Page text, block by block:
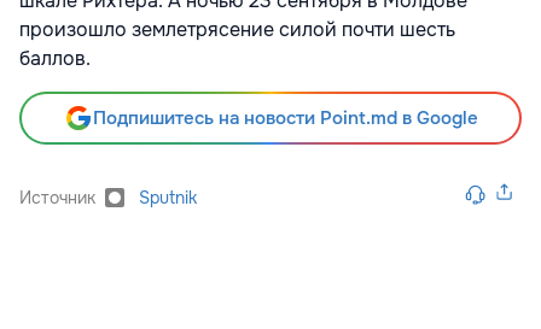
произошло землетрясение силой почти шесть
баллов.
Подпишитесь на новости Point.md в Google
Источник Sputnik